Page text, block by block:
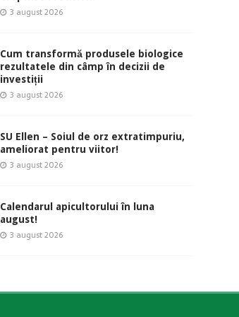
3 august 2026
Cum transformă produsele biologice
rezultatele din câmp în decizii de
investiții
3 august 2026
SU Ellen – Soiul de orz extratimpuriu,
ameliorat pentru viitor!
3 august 2026
Calendarul apicultorului în luna
august!
3 august 2026